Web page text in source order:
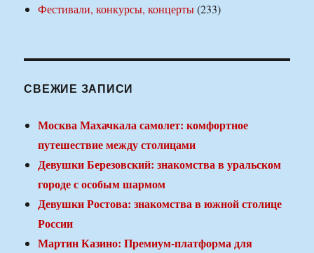
Фестивали, конкурсы, концерты(233)
СВЕЖИЕ ЗАПИСИ
Москва Махачкала самолет: комфортное
путешествие между столицами
Девушки Березовский: знакомства в уральском
городе с особым шармом
Девушки Ростова: знакомства в южной столице
России
Мартин Казино: Премиум-платформа для